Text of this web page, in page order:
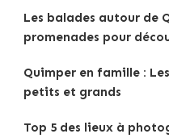
Les balades autour de
promenades pour
Quimper en famille :
petits et grands
Top 5 des lieux à